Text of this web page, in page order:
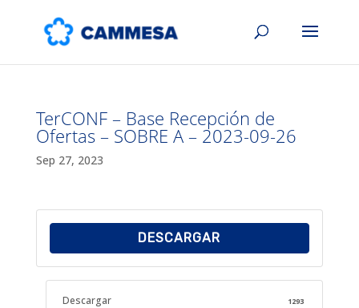
TerCONF – Base Recepción de
Ofertas – SOBRE A – 2023-09-26
Sep 27, 2023
DESCARGAR
Descargar 1293